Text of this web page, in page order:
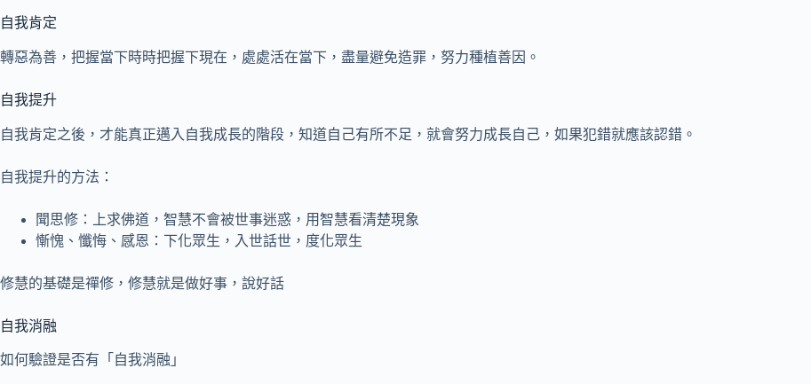
自我肯定
轉惡為善，把握當下時時把握下現在，處處活在當下，盡量避免造罪，努力種植善因。
自我提升
自我肯定之後，才能真正邁入自我成長的階段，知道自己有所不足，就會努力成長自己，如果犯錯就應該認錯。
自我提升的方法：
聞思修：上求佛道，智慧不會被世事迷惑，用智慧看清楚現象
慚愧、懺悔、感恩：下化眾生，入世話世，度化眾生
修慧的基礎是禪修，修慧就是做好事，說好話
自我消融
如何驗證是否有「自我消融」